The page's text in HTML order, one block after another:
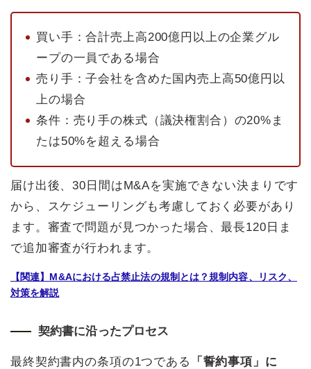
買い手：合計売上高200億円以上の企業グル
ープの一員である場合
売り手：子会社を含めた国内売上高50億円以
上の場合
条件：売り手の株式（議決権割合）の20%ま
たは50%を超える場合
届け出後、30日間はM&Aを実施できない決まりです
から、スケジューリングも考慮しておく必要があり
ます。審査で問題が見つかった場合、最長120日ま
で追加審査が行われます。
【関連】M&Aにおける占禁止法の規制とは？規制内容、リスク、
対策を解説
契約書に沿ったプロセス
最終契約書内の条項の1つである
「誓約事項」に